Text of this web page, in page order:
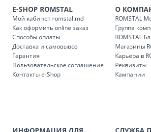
E-SHOP ROMSTAL
Мой кабинет romstal.md
Как оформить online заказ
Способы оплаты
Доставка и самовывоз
Гарантия
Пользовательское соглашение
Контакты e-Shop
О
ROMSTAL
Группа
ROMSTAL
Магазины
Карьера в
Реквизиты
Кампании
ИНФОРМАЦИЯ ДЛЯ СЛУЖБА